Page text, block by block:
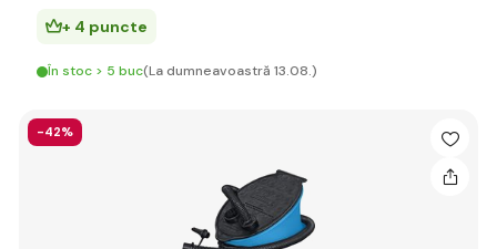
+ 4 puncte
În stoc > 5 buc(La dumneavoastră 13.08.)
-42%